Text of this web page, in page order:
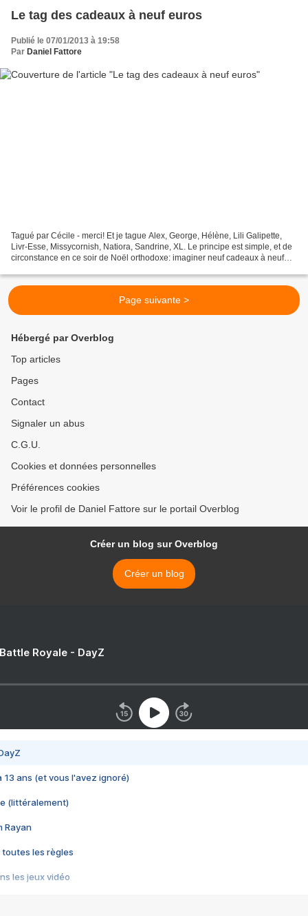
Le tag des cadeaux à neuf euros
Publié le 07/01/2013 à 19:58
Par Daniel Fattore
Tagué par Cécile - merci! Et je tague Alex, George, Hélène, Lili Galipette,
Livr-Esse, Missycornish, Natiora, Sandrine, XL. Le principe est simple, et de
circonstance en ce soir de Noël orthodoxe: imaginer neuf cadeaux à neuf
Page suivante >
Hébergé par Overblog
Top articles
Pages
Contact
Signaler un abus
C.G.U.
Cookies et données personnelles
Préférences cookies
Voir le profil de Daniel Fattore sur le portail Overblog
Créer un blog sur Overblog
Créer un blog
Royale - DayZ
13 ans (et vous l'avez ignoré)
(littéralement)
Rayan
toutes les règles
les jeux vidéo